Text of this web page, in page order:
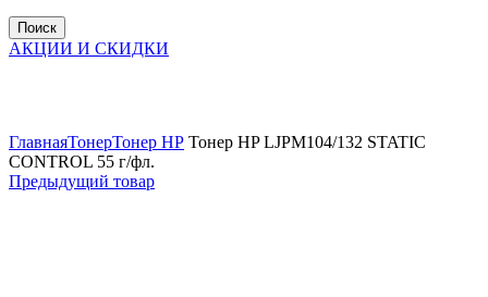
Поиск
АКЦИИ И СКИДКИ
ГлавнаяТонерТонер НР Тонер HP LJPM104/132 STATIC
CONTROL 55 г/фл.
Предыдущий товар